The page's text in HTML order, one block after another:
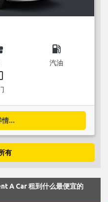
local_gas_station
汽油
情...
有
A Car 租到什么最便宜的